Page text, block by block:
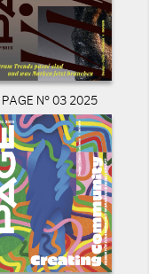
PAGE N° 03 2025